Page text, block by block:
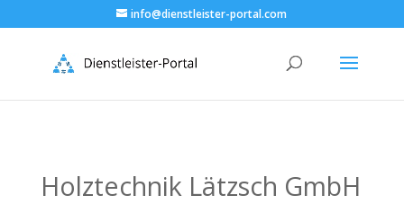
info@dienstleister-portal.com
Holztechnik Lätzsch GmbH